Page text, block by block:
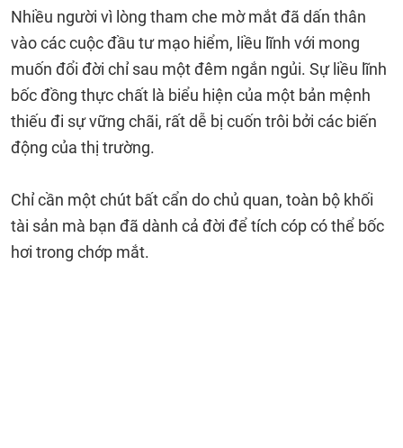
Nhiều người vì lòng tham che mờ mắt đã dấn thân
vào các cuộc đầu tư mạo hiểm, liều lĩnh với mong
muốn đổi đời chỉ sau một đêm ngắn ngủi. Sự liều lĩnh
bốc đồng thực chất là biểu hiện của một bản mệnh
thiếu đi sự vững chãi, rất dễ bị cuốn trôi bởi các biến
động của thị trường.
Chỉ cần một chút bất cẩn do chủ quan, toàn bộ khối
tài sản mà bạn đã dành cả đời để tích cóp có thể bốc
hơi trong chớp mắt.